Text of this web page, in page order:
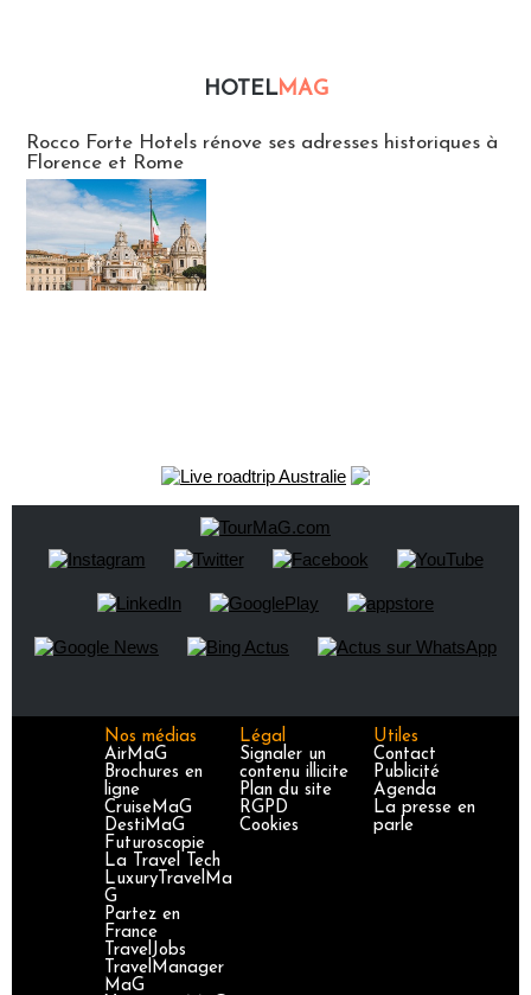
HOTELMAG
Rocco Forte Hotels rénove ses adresses historiques à
Florence et Rome
Nos médias
AirMaG
Brochures en
ligne
CruiseMaG
DestiMaG
Futuroscopie
La Travel Tech
LuxuryTravelMa
G
Partez en
France
TravelJobs
TravelManager
MaG
Légal
Signaler un
contenu illicite
Plan du site
RGPD
Cookies
Utiles
Contact
Publicité
Agenda
La presse en
parle